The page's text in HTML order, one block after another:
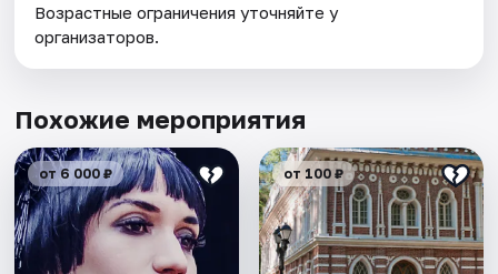
Возрастные ограничения уточняйте у
организаторов.
Похожие мероприятия
от 6 000 ₽ от 100 ₽